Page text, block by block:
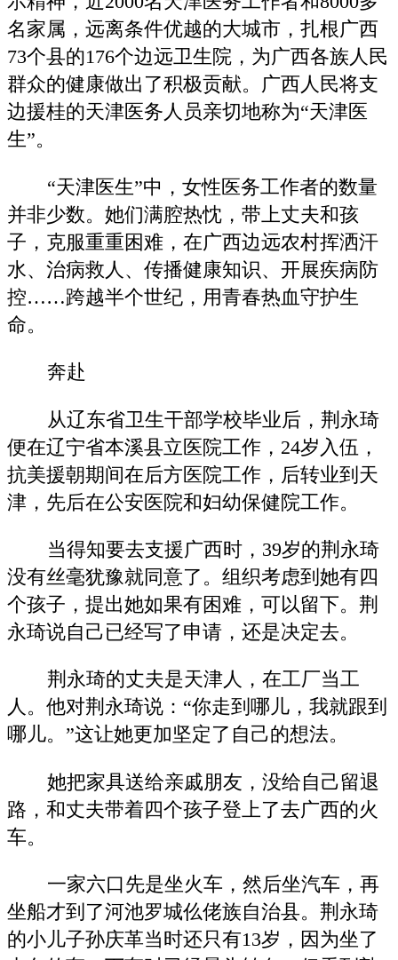
名家属，远离条件优越的大城市，扎根广西
73个县的176个边远卫生院，为广西各族人民
群众的健康做出了积极贡献。广西人民将支
边援桂的天津医务人员亲切地称为“天津医
生”。
“天津医生”中，女性医务工作者的数量
并非少数。她们满腔热忱，带上丈夫和孩
子，克服重重困难，在广西边远农村挥洒汗
水、治病救人、传播健康知识、开展疾病防
控……跨越半个世纪，用青春热血守护生
命。
奔赴
从辽东省卫生干部学校毕业后，荆永琦
便在辽宁省本溪县立医院工作，24岁入伍，
抗美援朝期间在后方医院工作，后转业到天
津，先后在公安医院和妇幼保健院工作。
当得知要去支援广西时，39岁的荆永琦
没有丝毫犹豫就同意了。组织考虑到她有四
个孩子，提出她如果有困难，可以留下。荆
永琦说自己已经写了申请，还是决定去。
荆永琦的丈夫是天津人，在工厂当工
人。他对荆永琦说：“你走到哪儿，我就跟到
哪儿。”这让她更加坚定了自己的想法。
她把家具送给亲戚朋友，没给自己留退
路，和丈夫带着四个孩子登上了去广西的火
车。
一家六口先是坐火车，然后坐汽车，再
坐船才到了河池罗城仫佬族自治县。荆永琦
的小儿子孙庆革当时还只有13岁，因为坐了